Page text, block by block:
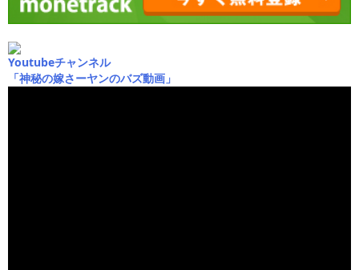
Youtubeチャンネル
「神秘の嫁さーヤンのバズ動画」